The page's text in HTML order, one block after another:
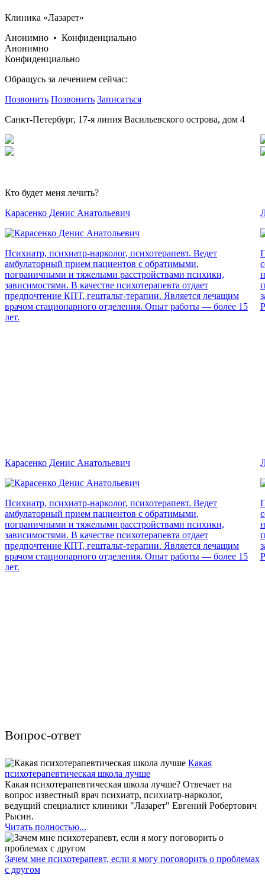
Клиника «Лазарет»
Анонимно • Конфиденциально
Анонимно
Конфиденциально
Обращусь за лечением сейчас:
Позвонить Позвонить Записаться
Санкт-Петербург, 17-я линия Васильевского острова, дом 4
Кто будет меня лечить?
Карасенко Денис Анатольевич
Психиатр, психиатр-нарколог, психотерапевт. Ведет
амбулаторный прием пациентов с обратимыми,
пограничными и тяжелыми расстройствами психики,
зависимостями. В качестве психотерапевта отдает
предпочтение КПТ, гештальт-терапии. Является лечащим
врачом стационарного отделения. Опыт работы — более 15
лет.
Карасенко Денис Анатольевич
Психиатр, психиатр-нарколог, психотерапевт. Ведет
амбулаторный прием пациентов с обратимыми,
пограничными и тяжелыми расстройствами психики,
зависимостями. В качестве психотерапевта отдает
предпочтение КПТ, гештальт-терапии. Является лечащим
врачом стационарного отделения. Опыт работы — более 15
лет.
Вопрос-ответ
Какая
психотерапевтическая школа лучше
Какая психотерапевтическая школа лучше? Отвечает на
вопрос известный врач психиатр, психиатр-нарколог,
ведущий специалист клиники "Лазарет" Евгений Робертович
Рысин.
Читать полностью...
Зачем мне психотерапевт, если я могу поговорить о проблемах
с другом